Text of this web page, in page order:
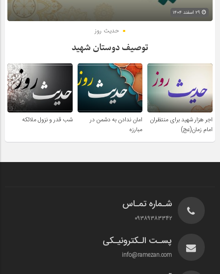
حدیث روز
توصیف دوستان شهید
اجر هزار شهید برای منتظران
امام زمان(عج)
امان ندادن به دشمن در
مبارزه
شب قدر و نزول ملائکه
شـماره تمـاس
۰۹۳۸۹۳۸۳۳۴۲
پسـت الـکترونیـکی
info@ramezan.com